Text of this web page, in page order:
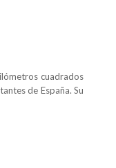
cuadrados
de España. Su